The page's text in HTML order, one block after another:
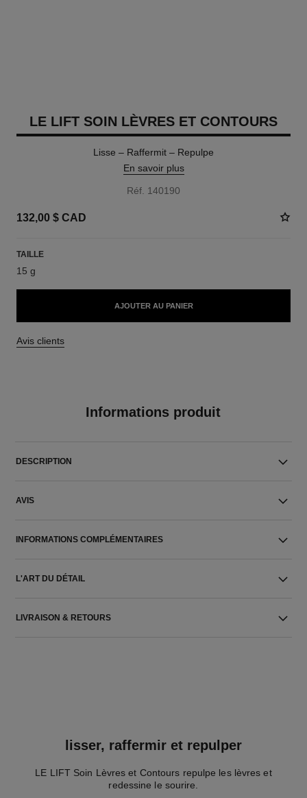
LE LIFT SOIN LÈVRES ET CONTOURS
Lisse – Raffermit – Repulpe
En savoir plus
Réf. 140190
132,00 $ CAD
TAILLE
15 g
AJOUTER AU PANIER
Avis clients
Informations produit
DESCRIPTION
AVIS
INFORMATIONS COMPLÉMENTAIRES
L'ART DU DÉTAIL
LIVRAISON & RETOURS
lisser, raffermir et repulper
LE LIFT Soin Lèvres et Contours repulpe les lèvres et
redessine le sourire.